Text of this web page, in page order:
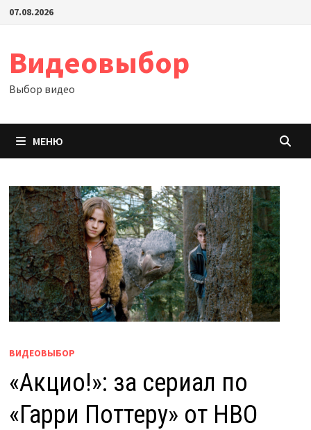
Перейти
07.08.2026
Видеовыбор
Выбор видео
МЕНЮ
ВИДЕОВЫБОР
«Акцио!»: за сериал по
«Гарри Поттеру» от HBO